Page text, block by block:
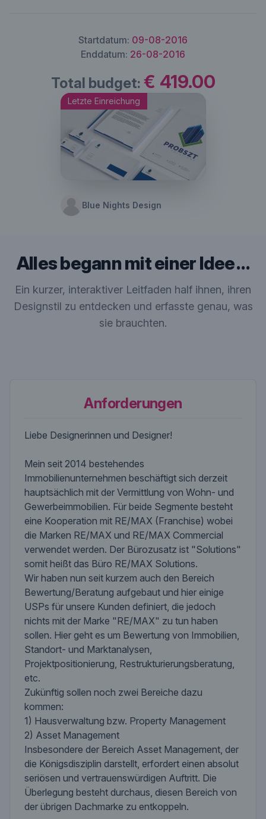
Startdatum: 09-08-2016
Enddatum: 26-08-2016
Total budget: € 419.00
Letzte Einreichung
Blue Nights Design
Alles begann mit einer Idee …
Ein kurzer, interaktiver Leitfaden half ihnen, ihren
Designstil zu entdecken und erfasste genau, was
sie brauchten.
Anforderungen
Liebe Designerinnen und Designer!
Mein seit 2014 bestehendes
Immobilienunternehmen beschäftigt sich derzeit
hauptsächlich mit der Vermittlung von Wohn- und
Gewerbeimmobilien. Für beide Segmente besteht
eine Kooperation mit RE/MAX (Franchise) wobei
die Marken RE/MAX und RE/MAX Commercial
verwendet werden. Der Bürozusatz ist "Solutions"
somit heißt das Büro RE/MAX Solutions.
Wir haben nun seit kurzem auch den Bereich
Bewertung/Beratung aufgebaut und hier einige
USPs für unsere Kunden definiert, die jedoch
nichts mit der Marke "RE/MAX" zu tun haben
sollen. Hier geht es um Bewertung von Immobilien,
Standort- und Marktanalysen,
Projektpositionierung, Restrukturierungsberatung,
etc.
Zukünftig sollen noch zwei Bereiche dazu
kommen:
1) Hausverwaltung bzw. Property Management
2) Asset Management
Insbesondere der Bereich Asset Management, der
die Königsdisziplin darstellt, erfordert einen absolut
seriösen und vertrauenswürdigen Auftritt. Die
Überlegung besteht durchaus, diesen Bereich von
der übrigen Dachmarke zu entkoppeln.